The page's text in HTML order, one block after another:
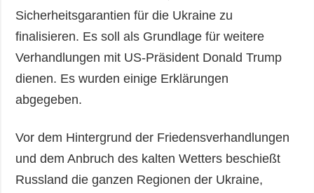
Sicherheitsgarantien für die Ukraine zu
finalisieren. Es soll als Grundlage für weitere
Verhandlungen mit US-Präsident Donald Trump
dienen. Es wurden einige Erklärungen
abgegeben.
Vor dem Hintergrund der Friedensverhandlungen
und dem Anbruch des kalten Wetters beschießt
Russland die ganzen Regionen der Ukraine,